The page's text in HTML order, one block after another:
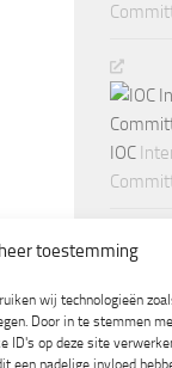
toestemming
wij technologieën
Door in te stemmen
ID's op deze site
nadelige invloed
IOC